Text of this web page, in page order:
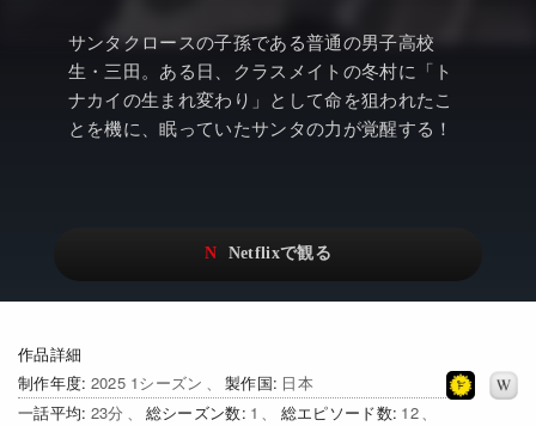
アニメ
ドキュメンタリー
Netflixオリジナル作品
日本語吹替対応作品
その他の国のTV番組
Netflix・VOD総合News
Watchlistへ
Netflix Video
Netflix 吹替版作品
Netflix 高い評価の海外作品
みんなの作品レビュー
サンタクロースの子孫である普通の男子高校
生・三田。ある日、クラスメイトの冬村に「ト
ナカイの生まれ変わり」として命を狙われたこ
とを機に、眠っていたサンタの力が覚醒する！
作品詳細
制作年度 2025 1シーズン 製作国 日本
一話平均 23 総シーズン数 1 総エピソード数 12